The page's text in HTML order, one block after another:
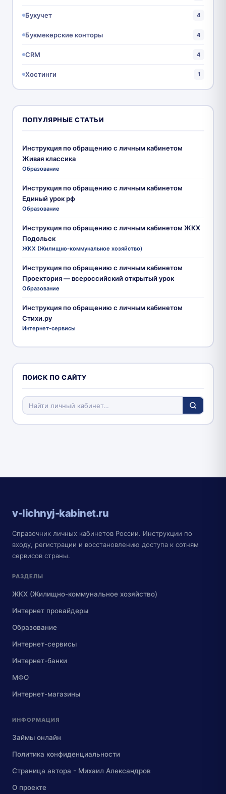
Бухучет 4
Букмекерские конторы 4
CRM 4
Хостинги 1
ПОПУЛЯРНЫЕ СТАТЬИ
Инструкция по обращению с личным кабинетом
Живая классика
Образование
Инструкция по обращению с личным кабинетом
Единый урок рф
Образование
Инструкция по обращению с личным кабинетом ЖКХ
Подольск
ЖКХ (Жилищно-коммунальное хозяйство)
Инструкция по обращению с личным кабинетом
Проектория — всероссийский открытый урок
Образование
Инструкция по обращению с личным кабинетом
Стихи.ру
Интернет-сервисы
ПОИСК ПО САЙТУ
v-lichnyj-kabinet.ru
Справочник личных кабинетов России. Инструкции по
входу, регистрации и восстановлению доступа к сотням
сервисов страны.
РАЗДЕЛЫ
ЖКХ (Жилищно-коммунальное хозяйство)
Интернет провайдеры
Образование
Интернет-сервисы
Интернет-банки
МФО
Интернет-магазины
ИНФОРМАЦИЯ
Займы онлайн
Политика конфиденциальности
Страница автора - Михаил Александров
О проекте